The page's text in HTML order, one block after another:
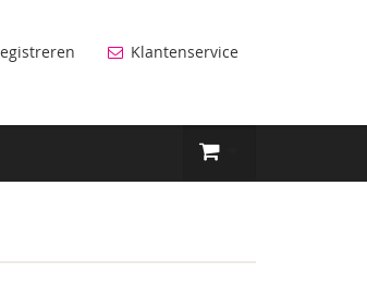
Klantenservice